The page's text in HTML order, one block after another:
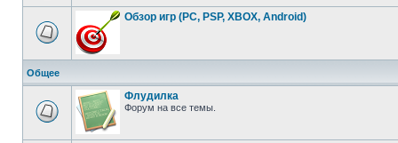
Обзор игр (PC, PSP, XBOX, Android)
Общее
Флудилка
Форум на все темы.